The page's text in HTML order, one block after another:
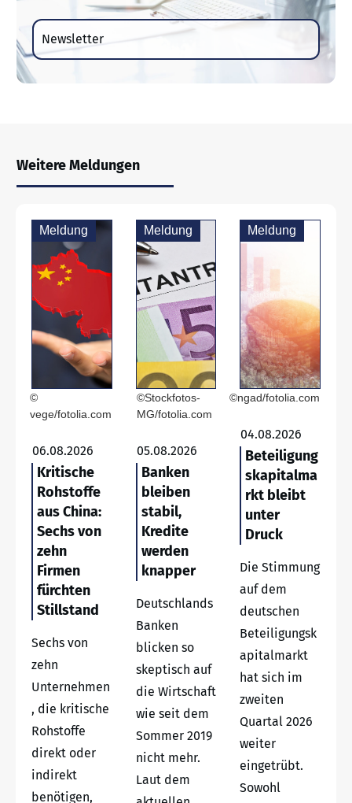
Newsletter
Weitere Meldungen
Meldung
©
vege/fotolia.com
06.08.2026
Kritische
Rohstoffe
aus China:
Sechs von
zehn
Firmen
fürchten
Stillstand
Sechs von
zehn
Unternehmen
, die kritische
Rohstoffe
direkt oder
indirekt
benötigen,
Meldung
©Stockfotos-
MG/fotolia.com
05.08.2026
Banken
bleiben
stabil,
Kredite
werden
knapper
Deutschlands
Banken
blicken so
skeptisch auf
die Wirtschaft
wie seit dem
Sommer 2019
nicht mehr.
Laut dem
Meldung
©ngad/fotolia.com
04.08.2026
Beteiligung
skapitalma
rkt bleibt
unter
Druck
Die Stimmung
auf dem
deutschen
Beteiligungsk
apitalmarkt
hat sich im
zweiten
Quartal 2026
weiter
eingetrübt.
Sowohl